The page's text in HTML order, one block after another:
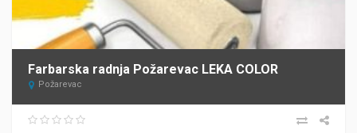
Farbarska radnja Požarevac LEKA COLOR
Požarevac